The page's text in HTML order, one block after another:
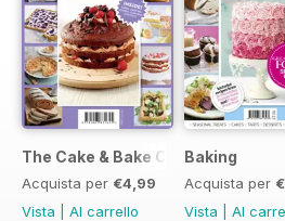
The Cake & Bake Collection
Acquista per €4,99
Vista
Al carrello
Baking
Acquista per
Vista
Al